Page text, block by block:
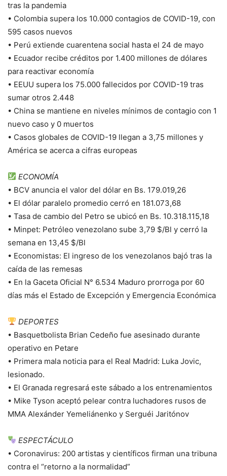
tras la pandemia
• Colombia supera los 10.000 contagios de COVID-19, con
595 casos nuevos
• Perú extiende cuarentena social hasta el 24 de mayo
• Ecuador recibe créditos por 1.400 millones de dólares
para reactivar economía
• EEUU supera los 75.000 fallecidos por COVID-19 tras
sumar otros 2.448
• China se mantiene en niveles mínimos de contagio con 1
nuevo caso y 0 muertos
• Casos globales de COVID-19 llegan a 3,75 millones y
América se acerca a cifras europeas
ECONOMÍA
• BCV anuncia el valor del dólar en Bs. 179.019,26
• El dólar paralelo promedio cerró en 181.073,68
• Tasa de cambio del Petro se ubicó en Bs. 10.318.115,18
• Minpet: Petróleo venezolano sube 3,79 $/Bl y cerró la
semana en 13,45 $/Bl
• Economistas: El ingreso de los venezolanos bajó tras la
caída de las remesas
• En la Gaceta Oficial N° 6.534 Maduro prorroga por 60
días más el Estado de Excepción y Emergencia Económica
DEPORTES
• Basquetbolista Brian Cedeño fue asesinado durante
operativo en Petare
• Primera mala noticia para el Real Madrid: Luka Jovic,
lesionado.
• El Granada regresará este sábado a los entrenamientos
• Mike Tyson aceptó pelear contra luchadores rusos de
MMA Alexánder Yemeliánenko y Serguéi Jaritónov
ESPECTÁCULO
• Coronavirus: 200 artistas y científicos firman una tribuna
contra el “retorno a la normalidad”